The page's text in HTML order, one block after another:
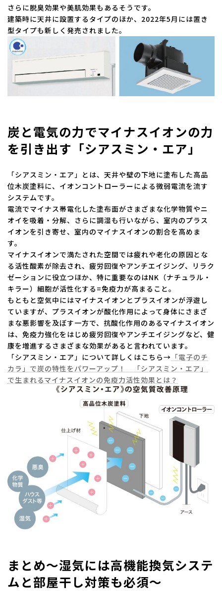
さらに脱臭効果や美肌効果もあるそうです。
建築時に天井に設置するタイプのほか、2022年5月には置き
型タイプも新しく発売されました。
炭と電気の力でマイナスイオンの力
を引き出す「シアスミン・エア」
「シアスミン・エア」とは、天井や壁の下地に塗布した高品
位木炭塗料に、イオンコントローラーによる微弱電流を流す
システムです。
電流でマイナス帯電化した塗布面がさまざまな化学物質やニ
オイを吸着・分解、さらに調湿も行いながら、室内のプラス
イオンを引き寄せ、室内のマイナスイオンの割合を高めま
す。
マイナスイオンで満たされた空間では疲れや老化の原因とな
る活性酸素が除去され、疲労回復やアンチエイジング、リラク
ゼーションに役立つほか、特に重要なのはNK（ナチュラル・
キラー）細胞が活性化する=免疫力が高まること。
もともと空気中にはマイナスイオンとプラスイオンが浮遊し
ていますが、プラスイオンが酸化作用によって身体にさまざ
まな悪影響を及ぼす一方で、抗酸化作用のあるマイナスイオン
は、免疫力強化をはじめ疲労回復やアンチエイジングなど、健
康を増進するさまざまな効果があると言われています。
「シアスミン・エア」について詳しくはこちら→ 「電子のチ
カラ」で炭の特性をパワーアップ！ 「シアスミン・エア」
で生まれるマイナスイオンの免疫力活性効果とは？
まとめ～湿気には高機能換気システ
ムと部屋干し対策も必須～